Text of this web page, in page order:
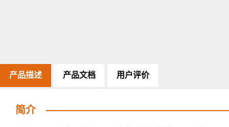
产品描述 产品文档 用户评价
简介